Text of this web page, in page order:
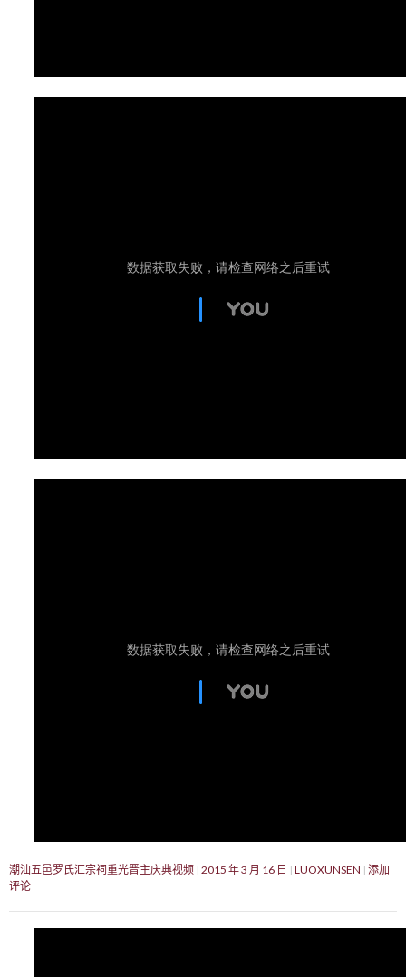
潮汕五邑罗氏汇宗祠重光晋主庆典视频 2015 年 3 月 16 日 LUOXUNSEN 添加
评论